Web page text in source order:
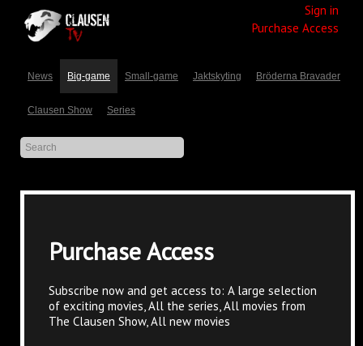
Sign in
Purchase Access
News Big-game Small-game Jaktskyting Bröderna Bravader
Clausen Show Series
Purchase Access
Subscribe now and get access to: A large selection
of exciting movies, All the series, All movies from
The Clausen Show, All new movies